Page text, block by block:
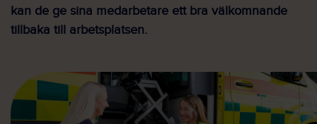
kan de ge sina medarbetare ett bra välkomnande
tillbaka till arbetsplatsen.